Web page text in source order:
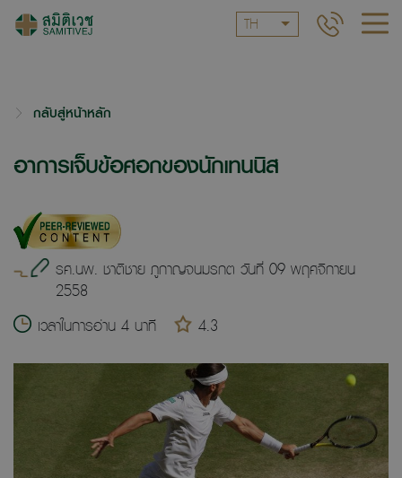
TH
กลับสู่หน้าหลัก
อาการเจ็บข้อศอกของนักเทนนิส
รศ.นพ. ชาติชาย ภูกาญจนมรกต วันที่ 09 พฤศจิกายน
2558
เวลาในการอ่าน 4 นาที
4.3